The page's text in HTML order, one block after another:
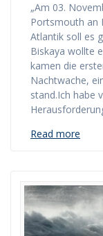
„Am 03.
Portsmouth an
Atlantik soll es
Biskaya wollte
kamen die
Nachtwache,
stand.Ich habe
Read more